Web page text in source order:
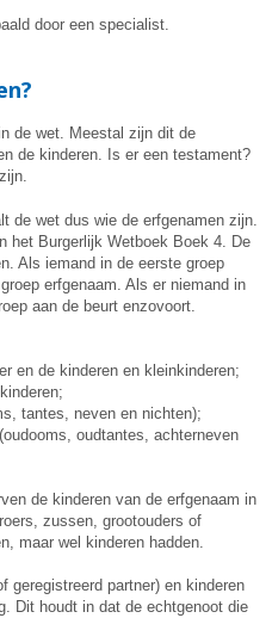
door een specialist.
de wet. Meestal zijn dit de
de kinderen. Is er een testament?
de wet dus wie de erfgenamen zijn.
het Burgerlijk Wetboek Boek 4. De
Als iemand in de eerste groep
erfgenaam. Als er niemand in
aan de beurt enzovoort.
en de kinderen en kleinkinderen;
tantes, neven en nichten);
oudtantes, achterneven
de kinderen van de erfgenaam in
zussen, grootouders of
maar wel kinderen hadden.
geregistreerd partner) en kinderen
Dit houdt in dat de echtgenoot die